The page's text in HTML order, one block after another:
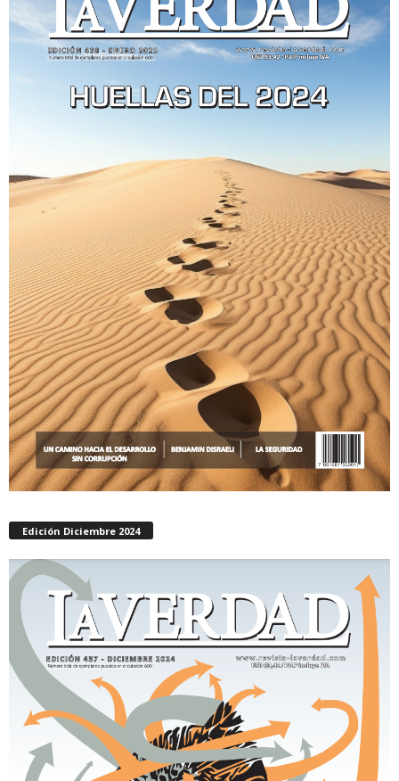
Edición Diciembre 2024